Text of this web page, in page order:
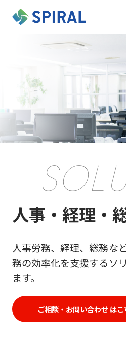
人事・経理・
人事労務、経理、総務な
務の効率化を支援するソ
ます。
ご相談・お問い合わせ はこ